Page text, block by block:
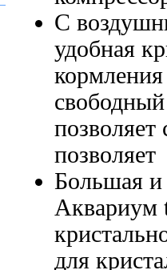
С
удобная
позволяет
Большая
Аквариум
для